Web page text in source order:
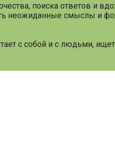
поиска ответов и
неожиданные смыслы и
с собой и с людьми,